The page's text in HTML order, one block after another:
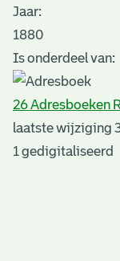
Jaar:
1880
Is onderdeel van:
26 Adresboeken
laatste wijziging
1 gedigitaliseerd